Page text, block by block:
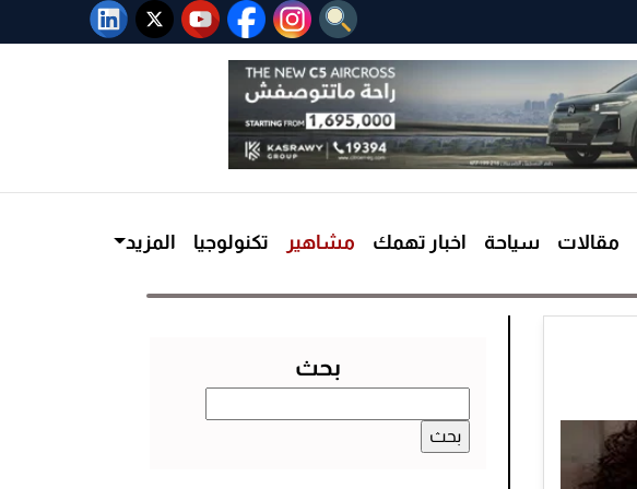
مقالات سياحة اخبار تهمك مشاهير تكنولوجيا المزيد
بحث
عن: